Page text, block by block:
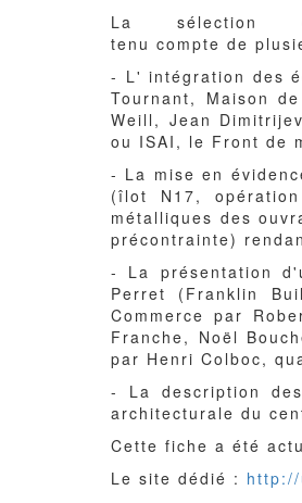
La sélection
tenu compte de
- L' intégration des
Tournant, Maison
Weill, Jean
ou ISAI, le Front de
- La mise en
(îlot N17,
métalliques des
précontrainte)
- La présentation
Perret (Franklin
Commerce par
Franche, Noël
par Henri Colboc,
- La description
architecturale du
Cette fiche a été
Le site dédié :